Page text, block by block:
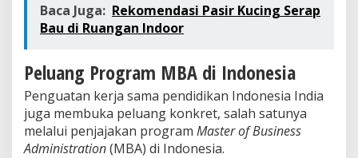
Baca Juga: Rekomendasi Pasir Kucing Serap
Bau di Ruangan Indoor
Peluang Program MBA di Indonesia
Penguatan kerja sama pendidikan Indonesia India
juga membuka peluang konkret, salah satunya
melalui penjajakan program Master of Business
Administration(MBA) di Indonesia.